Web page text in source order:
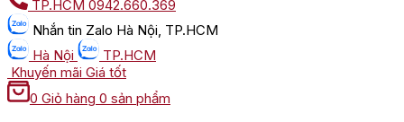
TP.HCM 0942.660.369
Nhắn tin Zalo Hà Nội, TP.HCM
Hà Nội
TP.HCM
Khuyến mãi Giá tốt
0 Giỏ hàng 0 sản phẩm